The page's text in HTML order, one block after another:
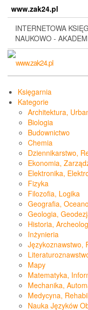
content
www.zak24.pl
INTERNETOWA
NAUKOWO -
Księgarnia
Kategorie
Architektura,
Biologia
Budownictwo
Chemia
Dziennikarstwo,
Ekonomia,
Elektronika,
Fizyka
Filozofia, Logika
Geografia,
Geologia,
Historia,
Inżynieria
Językoznawstwo,
Mapy
Matematyka,
Mechanika,
Medycyna,
Nauka Języków